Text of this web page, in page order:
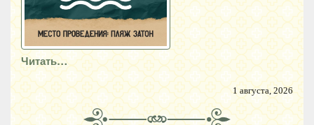
Читать…
1 августа, 2026